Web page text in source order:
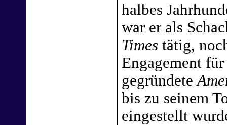
halbes
war er als
Times tätig,
Engagement
gegründete
bis zu seinem
eingestellt